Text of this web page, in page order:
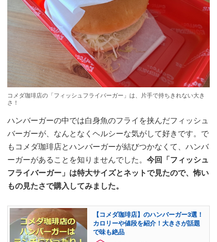
コメダ珈琲店の「フィッシュフライバーガー」は、片手で持ちきれない大き
さ！
ハンバーガーの中では白身魚のフライを挟んだフィッシュ
バーガーが、なんとなくヘルシーな気がして好きです。で
もコメダ珈琲店とハンバーガーが結びつかなくて、ハンバ
ーガーがあることを知りませんでした。 今回「フィッシュ
フライバーガー」は特大サイズとネットで見たので、怖い
もの見たさで購入してみました。
【コメダ珈琲店】のハンバーガー3選！
カロリーや値段を紹介！大きさが話題
で味も絶品